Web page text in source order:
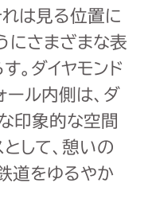
れは見る位置に
にさまざまな表
。ダイヤモンド
ール内側は、ダ
印象的な空間
して、憩いの
道をゆるやか